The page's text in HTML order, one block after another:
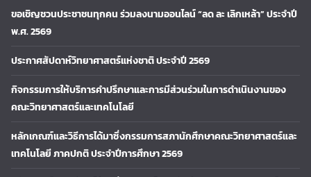
ขอเชิญชวนประชาชนทุกคน ร่วมลงนามออนไลน์ “ลด ละ เลิกเหล้า” ประจำปี
พ.ศ. 2569
ประกาศสัปดาห์วิทยาศาสตร์แห่งชาติ ประจำปี 2569
กิจกรรมการให้บริการคำปรึกษาและการมีส่วนร่วมในการดำเนินงานของ
คณะวิทยาศาสตร์และเทคโนโลยี
หลักเกณฑ์และวิธีการได้มาซึ่งกรรมการสภานักศึกษาคณะวิทยาศาสตร์และ
เทคโนโลยี ภาคปกติ ประจำปีการศึกษา 2569